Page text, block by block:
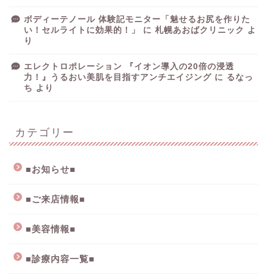
ボディーテノール 体験記モニター「魅せるお尻を作りた
い！セルライトに効果的！」
に 札幌あおばクリニック よ
り
エレクトロポレーション 『イオン導入の20倍の浸透
力！』うるおい美肌を目指すアンチエイジング に るなっ
ち より
カテゴリー
■お知らせ■
■ご来店情報■
■美容情報■
■診療内容一覧■